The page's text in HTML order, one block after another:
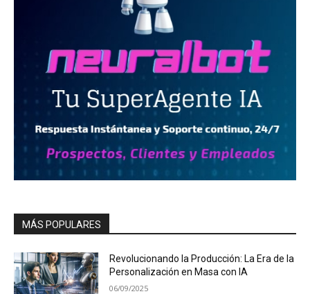
MÁS POPULARES
Revolucionando la Producción: La Era de la
Personalización en Masa con IA
06/09/2025